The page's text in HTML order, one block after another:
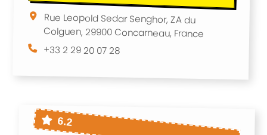
Rue Leopold Sedar Senghor, ZA du
Colguen, 29900 Concarneau, France
+33 2 29 20 07 28
6.2